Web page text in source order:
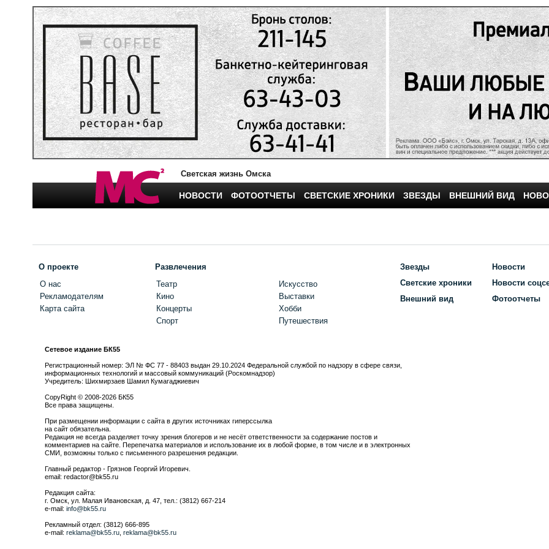
Светская жизнь Омска
НОВОСТИ ФОТООТЧЕТЫ СВЕТСКИЕ ХРОНИКИ ЗВЕЗДЫ ВНЕШНИЙ ВИД
О проекте
О нас
Рекламодателям
Карта сайта
Развлечения
Театр
Кино
Концерты
Спорт
Искусство
Выставки
Хобби
Путешествия
Звезды
Светские хроники
Внешний вид
Новости
Новости
Фотоотчеты
Сетевое издание БК55
Регистрационный номер: ЭЛ № ФС 77 - 88403 выдан 29.10.2024 Федеральной службой по надзору в сфере связи,
информационных технологий и массовый коммуникаций (Роскомнадзор)
Учредитель: Шихмирзаев Шамил Кумагаджиевич
CopyRight © 2008-2026 БК55
Все права защищены.
При размещении информации с сайта в других источниках гиперссылка
на сайт обязательна.
Редакция не всегда разделяет точку зрения блогеров и не несёт ответственности за содержание постов и
комментариев на сайте. Перепечатка материалов и использование их в любой форме, в том числе и в электронных
СМИ, возможны только с письменного разрешения редакции.
Главный редактор - Грязнов Георгий Игоревич.
email: redactor@bk55.ru
Редакция сайта:
г. Омск, ул. Малая Ивановская, д. 47, тел.: (3812) 667-214
e-mail: info@bk55.ru
Рекламный отдел: (3812) 666-895
e-mail: reklama@bk55.ru reklama@bk55.ru